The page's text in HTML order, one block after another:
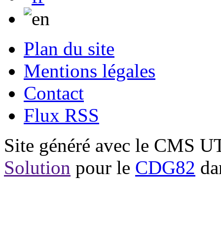
Plan du site
Mentions légales
Contact
Flux RSS
Site généré avec le CMS
Solution pour le CDG82